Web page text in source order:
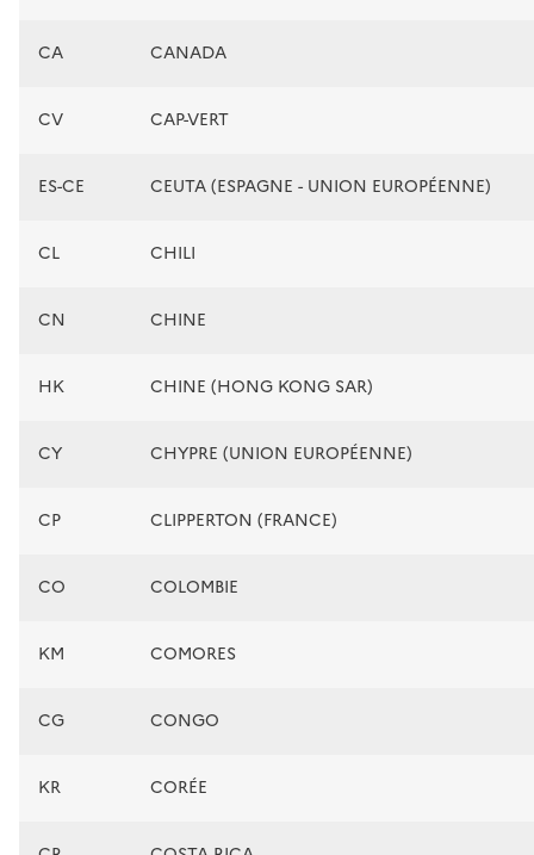
CA CANADA
CV CAP-VERT
ES-CE CEUTA (ESPAGNE - UNION EUROPÉENNE)
CL CHILI
CN CHINE
HK CHINE (HONG KONG SAR)
CY CHYPRE (UNION EUROPÉENNE)
CP CLIPPERTON (FRANCE)
CO COLOMBIE
KM COMORES
CG CONGO
KR CORÉE